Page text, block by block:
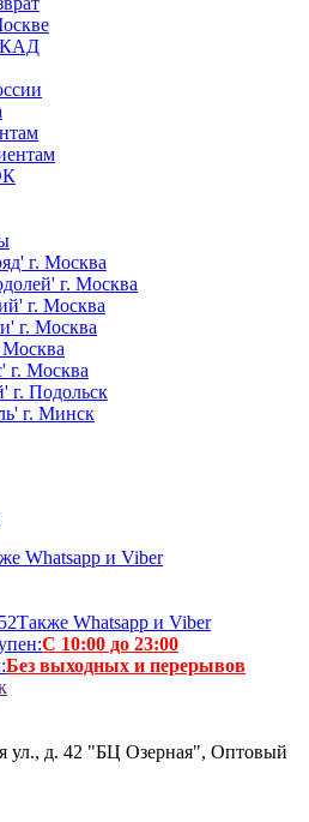
г. Москва
г. Москва
г. Москва
г. Москва
г. Москва
г. Подольск
г. Минск
Whatsapp и Viber
Также Whatsapp и Viber
С 10:00 до 23:00
Без выходных и перерывов
ул., д. 42 "БЦ Озерная", Оптовый